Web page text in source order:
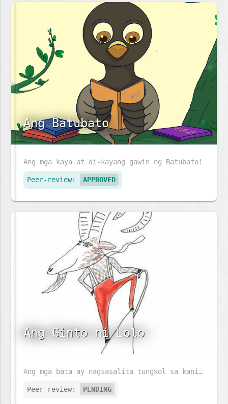
Ang Batubato
Ang mga kaya at di-kayang gawin ng Batubato!
Peer-review: APPROVED
Ang Ginto ni Lolo
Ang mga bata ay nagsasalita tungkol sa kanilang mga lolo. Maaaring magtayo ng skyscraper ang lolo ni Giraffe. Ang lolo ng elepante ay maaaring magluto ng isang malaking piging. Ngunit sinong lolo ang magbibigay ng pinakamalaking sorpresa sa mga bata?
Peer-review: PENDING